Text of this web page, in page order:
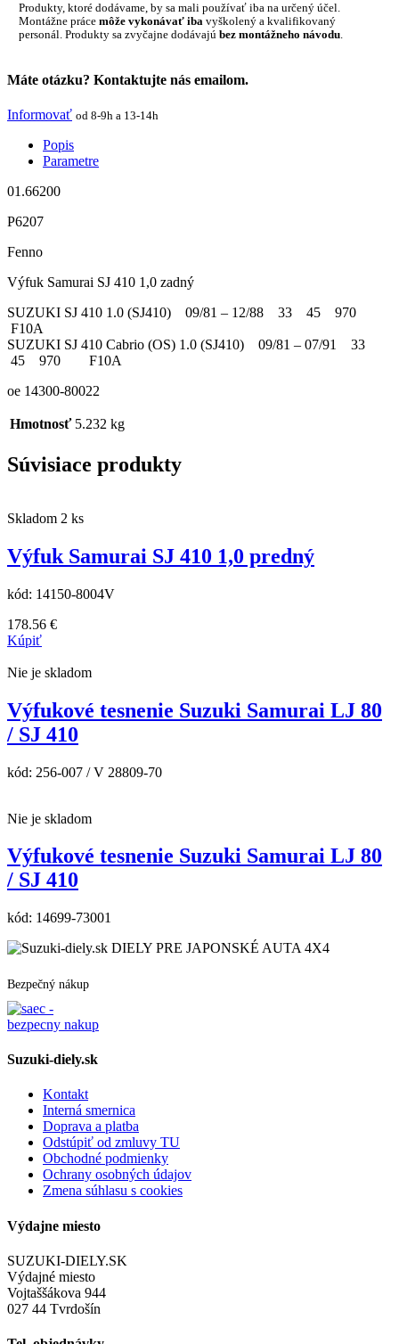
Produkty, ktoré dodávame, by sa mali používať iba na určený účel.
Montážne práce môže vykonávať iba vyškolený a kvalifikovaný
personál. Produkty sa zvyčajne dodávajú bez montážneho návodu
Máte otázku? Kontaktujte nás emailom.
Informovať od 8-9h a 13-14h
Popis
Parametre
01.66200
P6207
Fenno
Výfuk Samurai SJ 410 1,0 zadný
SUZUKI SJ 410 1.0 (SJ410) 09/81 – 12/88 33 45 970
F10A
SUZUKI SJ 410 Cabrio (OS) 1.0 (SJ410) 09/81 – 07/91 33
45 970 F10A
oe 14300-80022
Hmotnosť 5.232 kg
Súvisiace produkty
Skladom 2 ks
Výfuk Samurai SJ 410 1,0 predný
kód: 14150-8004V
178.56 €
Kúpiť
Nie je skladom
Výfukové tesnenie Suzuki Samurai LJ 80
/ SJ 410
kód: 256-007 / V 28809-70
Nie je skladom
Výfukové tesnenie Suzuki Samurai LJ 80
/ SJ 410
kód: 14699-73001
DIELY PRE JAPONSKÉ AUTA 4X4
Bezpečný nákup
Suzuki-diely.sk
Kontakt
Interná smernica
Doprava a platba
Odstúpiť od zmluvy TU
Obchodné podmienky
Ochrany osobných údajov
Zmena súhlasu s cookies
Výdajne miesto
SUZUKI-DIELY.SK
Výdajné miesto
Vojtaššákova 944
027 44 Tvrdošín